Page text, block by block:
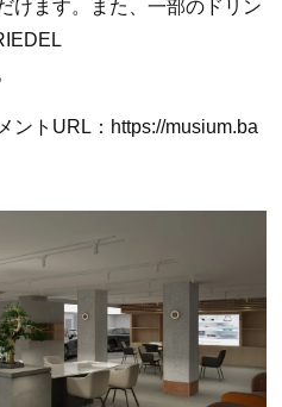
けます。また、一部のドリン
ントURL：https://musium.ba